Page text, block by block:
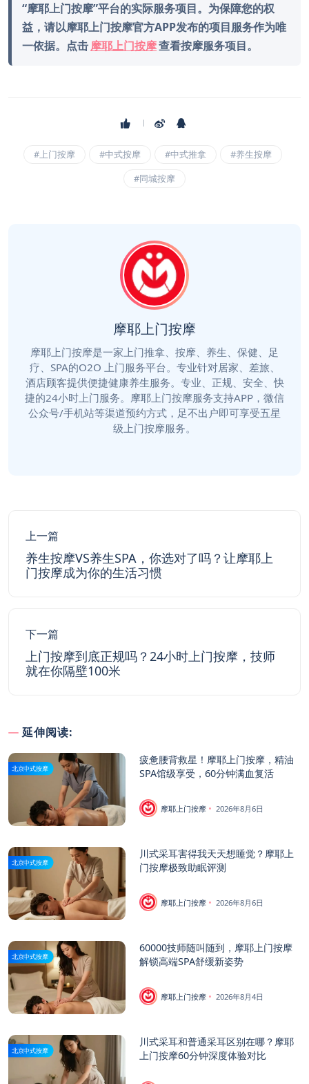
“摩耶上门按摩”平台的实际服务项目。为保障您的权
益，请以摩耶上门按摩官方APP发布的项目服务作为唯
一依据。点击摩耶上门按摩查看按摩服务项目。
#上门按摩 #中式按摩 #中式推拿
#养生按摩
#同城按摩
摩耶上门按摩
摩耶上门按摩是一家上门推拿、按摩、养生、保健、足
疗、SPA的O2O 上门服务平台。专业针对居家、差旅、
酒店顾客提供便捷健康养生服务。专业、正规、安全、快
捷的24小时上门服务。摩耶上门按摩服务支持APP，微信
公众号/手机站等渠道预约方式，足不出户即可享受五星
级上门按摩服务。
上一篇
养生按摩VS养生SPA，你选对了吗？让摩耶上
门按摩成为你的生活习惯
下一篇
上门按摩到底正规吗？24小时上门按摩，技师
就在你隔壁100米
延伸阅读:
北京中式按摩
疲惫腰背救星！摩耶上门按摩，精油
SPA馆级享受，60分钟满血复活
摩耶上门按摩 2026年8月6日
北京中式按摩
川式采耳害得我天天想睡觉？摩耶上
门按摩极致助眠评测
摩耶上门按摩 2026年8月6日
北京中式按摩
60000技师随叫随到，摩耶上门按摩
解锁高端SPA舒缓新姿势
摩耶上门按摩 2026年8月4日
北京中式按摩
川式采耳和普通采耳区别在哪？摩耶
上门按摩60分钟深度体验对比